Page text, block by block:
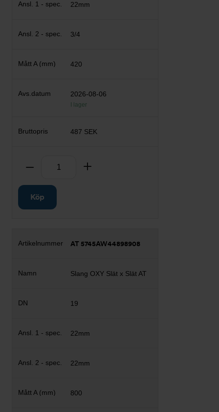
22mm
3/4
420
2026-08-06
I lager
487 SEK
Ta bort
Köp
AT 5745AW44898908
Slang OXY Slät x Slät AT
19
22mm
22mm
800